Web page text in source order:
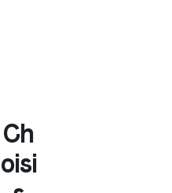
Ch
oisi